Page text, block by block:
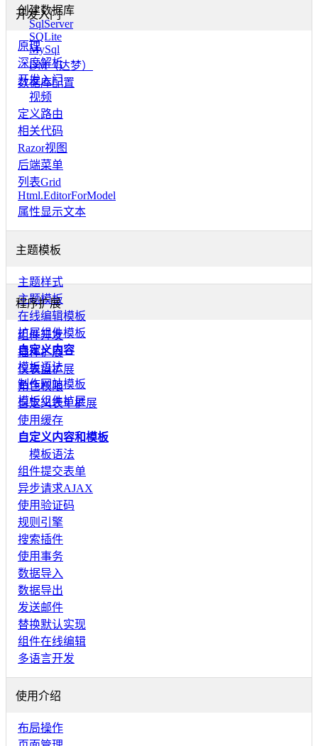
创建数据库
SqlServer
SQLite
MySql
DM（达梦）
数据库配置
开发入门
原理
深度解析
开发入门
视频
定义路由
相关代码
Razor视图
后端菜单
列表Grid
Html.EditorForModel
属性显示文本
主题模板
主题样式
主题模板
在线编辑模板
扩展组件模板
自定义内容
模板语法
制作网站模板
模板组件扩展
程序扩展
组件开发
插件扩展
仪表盘扩展
角色权限
自定义表单扩展
使用缓存
自定义内容和模板
模板语法
组件提交表单
异步请求AJAX
使用验证码
规则引擎
搜索插件
使用事务
数据导入
数据导出
发送邮件
替换默认实现
组件在线编辑
多语言开发
使用介绍
布局操作